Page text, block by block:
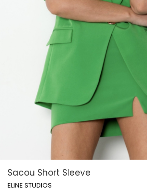
Sacou Short Sleeve
ELINE STUDIOS